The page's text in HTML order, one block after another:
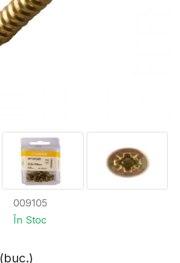
009105
În Stoc
(buc.)